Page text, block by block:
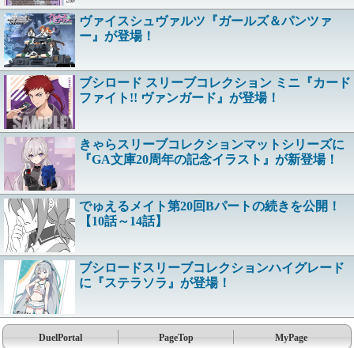
ヴァイスシュヴァルツ『ガールズ＆パンツァ
ー』が登場！
ブシロード スリーブコレクション ミニ『カード
ファイト!! ヴァンガード』が登場！
きゃらスリーブコレクションマットシリーズに
『GA文庫20周年の記念イラスト』が新登場！
でゅえるメイト第20回Bパートの続きを公開！
【10話～14話】
ブシロードスリーブコレクションハイグレード
に『ステラソラ』が登場！
DuelPortal PageTop MyPage